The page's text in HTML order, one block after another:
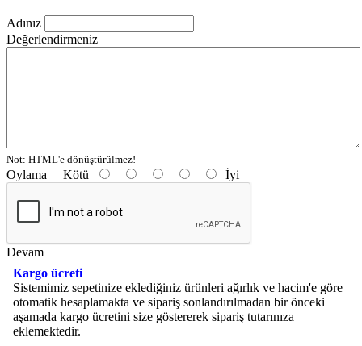
Adınız
Değerlendirmeniz
Not: HTML'e dönüştürülmez!
Oylama Kötü İyi
Devam